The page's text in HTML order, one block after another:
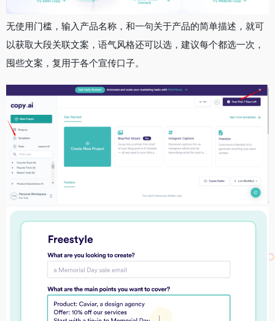
无使用门槛，输入产品名称，和一句关于产品的简单描述，就可
以获取大段关联文案，语气风格还可以选，建议每个都选一次，
囤些文案，复用于各个宣传口子。